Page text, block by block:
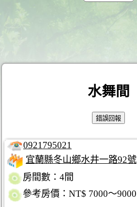
水舞間
0921795021
宜蘭縣冬山鄉水井一路92號
房間數：4間
參考房價：NT$ 7000～9000